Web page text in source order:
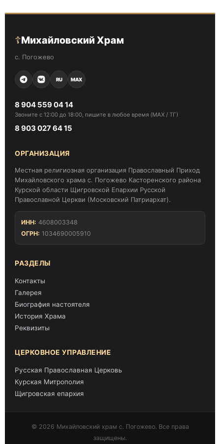
☦Михайловский Храм
с. Погожево
RU MAX
8 904 559 04 14
Звоните с 12:00 до 18:00, пишите в любое время (MAX / ТГ)
8 903 027 64 15
ОРГАНИЗАЦИЯ
Местная религиозная организация Православный Приход
Михайловского храма с. Погожево Касторенского района
Курской области Щигровской Епархии Русской
Православной Церкви (Московский Патриархат).
ИНН: 4608003348
ОГРН: 1034690005910
РАЗДЕЛЫ
Контакты
Галерея
Биография настоятеля
История Храма
Реквизиты
ЦЕРКОВНОЕ УПРАВЛЕНИЕ
Русская Православная Церковь
Курская Митрополия
Щигровская епархия
© 2026 Михайловский храм с. Погожево. Все права
защищены.